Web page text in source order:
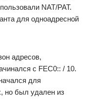
NAT/PAT.
для одноадресной
адресов,
с FEC0:: / 10.
для
но был удален из